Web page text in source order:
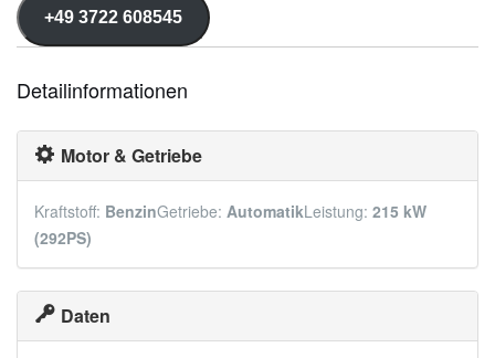
+49 3722 608545
Detailinformationen
Motor & Getriebe
Kraftstoff: BenzinGetriebe: AutomatikLeistung: 215 kW
(292PS)
Daten